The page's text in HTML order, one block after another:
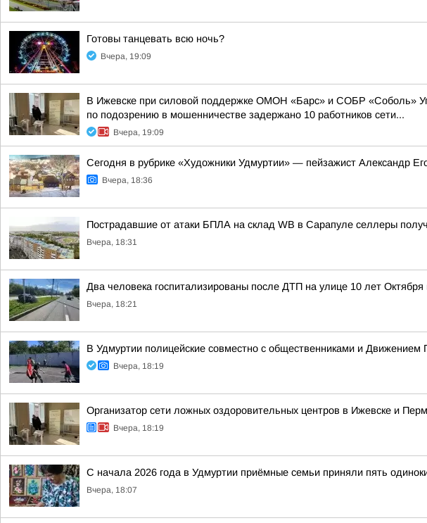
Готовы танцевать всю ночь?
Вчера, 19:09
В Ижевске при силовой поддержке ОМОН «Барс» и СОБР «Соболь»
по подозрению в мошенничестве задержано 10 работников сети...
Вчера, 19:09
Сегодня в рубрике «Художники Удмуртии» — пейзажист Александр
Вчера, 18:36
Пострадавшие от атаки БПЛА на склад WB в Сарапуле селлеры
Вчера, 18:31
Два человека госпитализированы после ДТП на улице 10 лет Октября
Вчера, 18:21
В Удмуртии полицейские совместно с общественниками и
Вчера, 18:19
Организатор сети ложных оздоровительных центров в Ижевске и
Вчера, 18:19
С начала 2026 года в Удмуртии приёмные семьи приняли пять
Вчера, 18:07